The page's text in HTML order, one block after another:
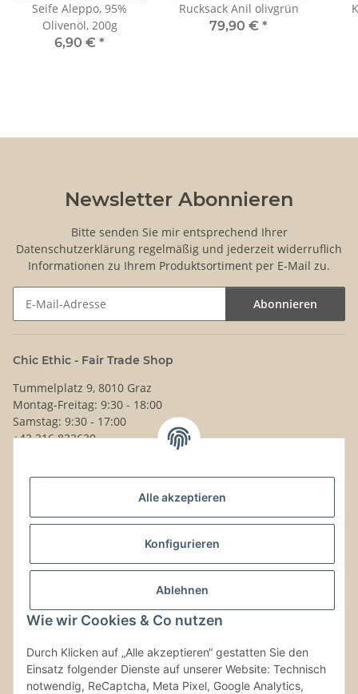
Alle akzeptieren
Konfigurieren
Ablehnen
Wie wir Cookies & Co nutzen
Durch Klicken auf „Alle akzeptieren“ gestatten Sie den
Einsatz folgender Dienste auf unserer Website: Technisch
notwendig, ReCaptcha, Meta Pixel, Google Analytics,
Seife Aleppo, 95%
Olivenöl, 200g
6,90 € *
Rucksack Anil olivgrün
79,90 € *
Newsletter Abonnieren
Bitte senden Sie mir entsprechend Ihrer
Datenschutzerklärung regelmäßig und jederzeit widerruflich
Informationen zu Ihrem Produktsortiment per E-Mail zu.
Abonnieren
Chic Ethic - Fair Trade Shop
Tummelplatz 9, 8010 Graz
Montag-Freitag: 9:30 - 18:00
Samstag: 9:30 - 17:00
+43 316 832630
Kontaktinformationen
Vertrag widerrufen